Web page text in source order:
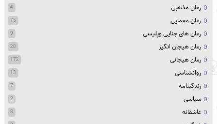
رمان مذهبی 4
رمان معمایی 75
رمان های جنایی وپلیسی 9
رمان هیجان انگیز 20
رمان هیجانی 172
روانشناسی 13
زندگینامه 7
سیاسی 2
عاشقانه 8